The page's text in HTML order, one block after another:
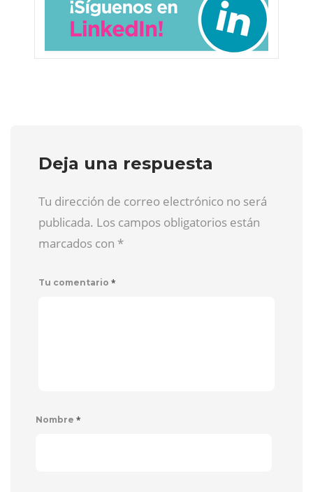
Deja una respuesta
Tu dirección de correo electrónico no será
publicada. Los campos obligatorios están
marcados con *
Tu comentario *
Nombre *